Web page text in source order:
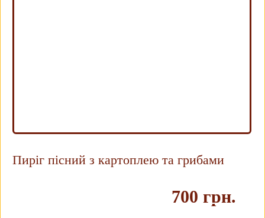
Пиріг пісний з картоплею та грибами
700 грн.